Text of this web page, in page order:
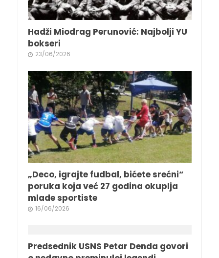
Hadži Miodrag Perunović: Najbolji YU
bokseri
23/06/2026
„Deco, igrajte fudbal, bićete srećni“
poruka koja već 27 godina okuplja
mlade sportiste
16/06/2026
Predsednik USNS Petar Denda govori